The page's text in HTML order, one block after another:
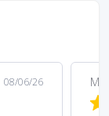
08/06/26